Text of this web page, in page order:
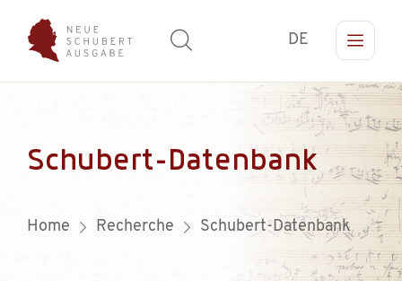
DE
Schubert-Datenbank
Home Recherche Schubert-Datenbank